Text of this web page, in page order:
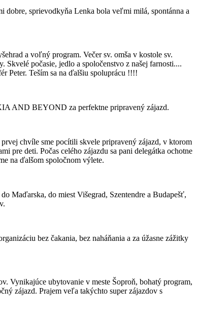
sprievodkyňa Lenka bola veľmi milá, spontánna a
a voľný program. Večer sv. omša v kostole sv.
počasie, jedlo a spoločenstvo z našej farnosti....
Peter. Teším sa na ďalšiu spoluprácu !!!!
AND BEYOND za perfektne pripravený zájazd.
chvíle sme pocítili skvele pripravený zájazd, v ktorom
pre deti. Počas celého zájazdu sa pani delegátka ochotne
na ďalšom spoločnom výlete.
Maďarska, do miest Višegrad, Szentendre a Budapešť,
bez čakania, bez naháňania a za úžasne zážitky
Vynikajúce ubytovanie v meste Šoproň, bohatý program,
zájazd. Prajem veľa takýchto super zájazdov s